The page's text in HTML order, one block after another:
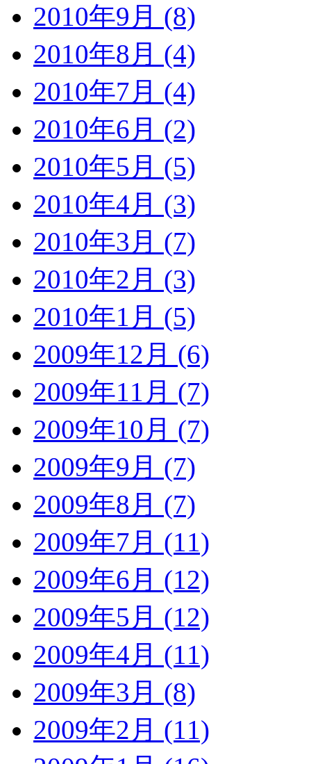
2010年9月 (8)
2010年8月 (4)
2010年7月 (4)
2010年6月 (2)
2010年5月 (5)
2010年4月 (3)
2010年3月 (7)
2010年2月 (3)
2010年1月 (5)
2009年12月 (6)
2009年11月 (7)
2009年10月 (7)
2009年9月 (7)
2009年8月 (7)
2009年7月 (11)
2009年6月 (12)
2009年5月 (12)
2009年4月 (11)
2009年3月 (8)
2009年2月 (11)